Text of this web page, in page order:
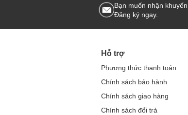
Bạn muốn nhận
Đăng ký ngay.
Hỗ trợ
Phương thức thanh toán
Chính sách bảo hành
Chính sách giao hàng
Chính sách đổi trả